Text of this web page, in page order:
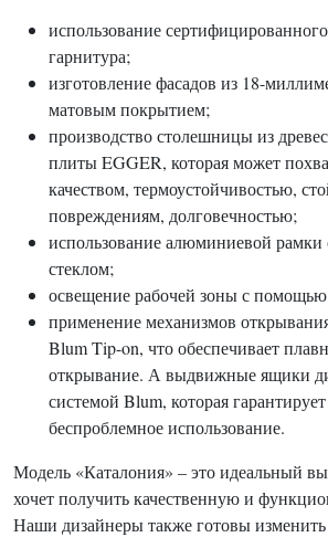
использование
гарнитура;
изготовление фасадов из 18-
матовым покрытием;
производство столешницы из
плиты EGGER, которая может
качеством, термоустойчивостью,
повреждениям, долговечностью;
использование алюминиевой
стеклом;
освещение рабочей зоны с
применение механизмов
Blum Tip-on, что обеспечивает
открывание. А выдвижные ящики
системой Blum, которая
беспроблемное использование.
Модель «Каталония» – это идеальный
хочет получить качественную и
Наши дизайнеры также готовы изменить